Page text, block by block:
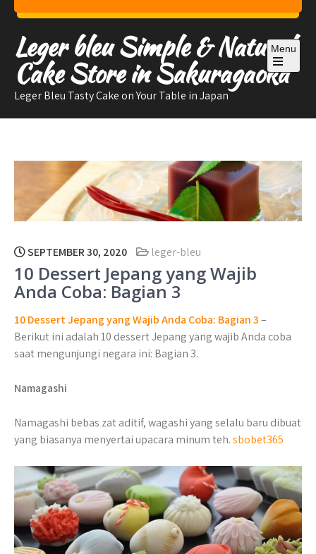
Skip
content
Leger bleu Simple & Natural
Cake Store in Sakuragaoka
Leger Bleu Tasty Cake on Your Table in Japan
Menu
Open
the
SEPTEMBER 30, 2020 leger-bleu
10 Dessert Jepang yang Wajib
Anda Coba: Bagian 3
10 Dessert Jepang yang Wajib Anda Coba: Bagian 3–
Berikut ini adalah 10 dessert Jepang yang wajib Anda coba
saat mengunjungi negara ini: Bagian 3.
Namagashi
Namagashi bebas zat aditif, wagashi yang selalu baru dibuat
yang biasanya menyertai upacara minum teh.sbobet365